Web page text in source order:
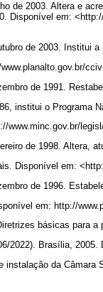
de 2003. Altera e
Disponível em:
de 2003. Institui
de 1991.
institui o Programa
www.minc.gov.br/
de 1998. Altera,
Disponível em:
de 1996.
em: http://
básicas para
2022). Brasília, 2005.
instalação da Câmara